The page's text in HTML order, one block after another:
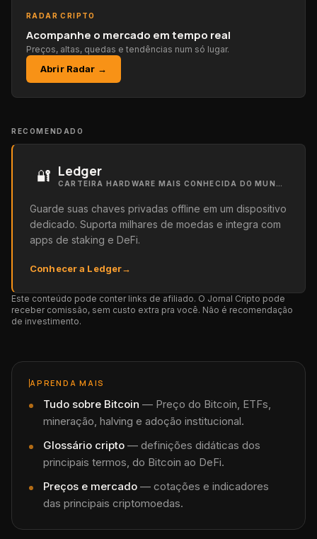
RADAR CRIPTO
Acompanhe o mercado em tempo real
Preços, altas, quedas e tendências num só lugar.
Abrir Radar →
RECOMENDADO
🔐 Ledger
Guarde suas chaves privadas offline em um dispositivo
dedicado. Suporta milhares de moedas e integra com
apps de staking e DeFi.
Conhecer a Ledger→
Este conteúdo pode conter links de afiliado. O Jornal Cripto pode
receber comissão, sem custo extra pra você. Não é recomendação
de investimento.
APRENDA MAIS
Tudo sobre Bitcoin — Preço do Bitcoin, ETFs,
mineração, halving e adoção institucional.
Glossário cripto — definições didáticas dos
principais termos, do Bitcoin ao DeFi.
Preços e mercado — cotações e indicadores
das principais criptomoedas.